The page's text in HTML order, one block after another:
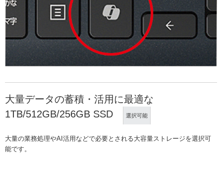
大量データの蓄積・活用に最適な
1TB/512GB/256GB SSD
選択可能
大量の業務処理やAI活用などで必要とされる大容量ストレージを選択可
能です。